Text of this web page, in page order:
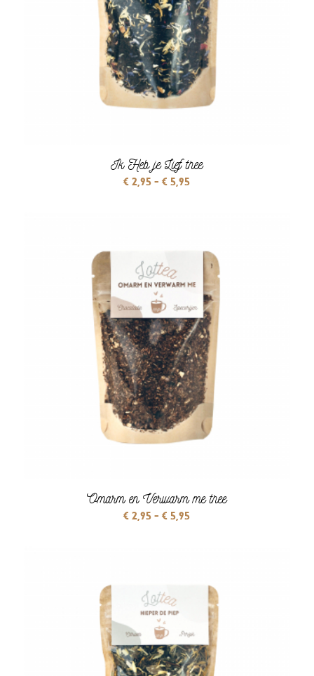
Ik Heb je Lief thee
€ 2,95 - € 5,95Prijsklasse:
Omarm en Verwarm me thee
€ 2,95 - € 5,95Prijsklasse: